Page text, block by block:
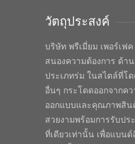
วัตถุประสงค์
บริษัท พรีเมี่ยม เพอร์เฟ
สนองความต้องการ ด้า
ประเภทร่ม ในสไตล์ที่โ
อื่นๆ กระโดดออกจากคว
ออกแบบและคุณภาพสิน
สวยงามพร้อมการรับป
ที่เดียวเท่านั้น เพื่อแบน